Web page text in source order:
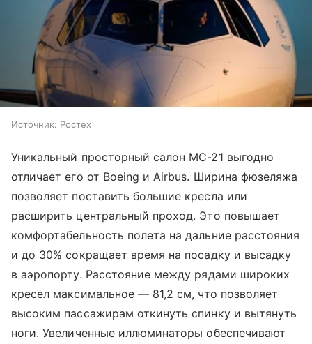
Источник: Ростех
Уникальный просторный салон МС-21 выгодно
отличает его от Boeing и Airbus. Ширина фюзеляжа
позволяет поставить большие кресла или
расширить центральный проход. Это повышает
комфортабельность полета на дальние расстояния
и до 30% сокращает время на посадку и высадку
в аэропорту. Расстояние между рядами широких
кресел максимальное — 81,2 см, что позволяет
высоким пассажирам откинуть спинку и вытянуть
ноги. Увеличенные иллюминаторы обеспечивают